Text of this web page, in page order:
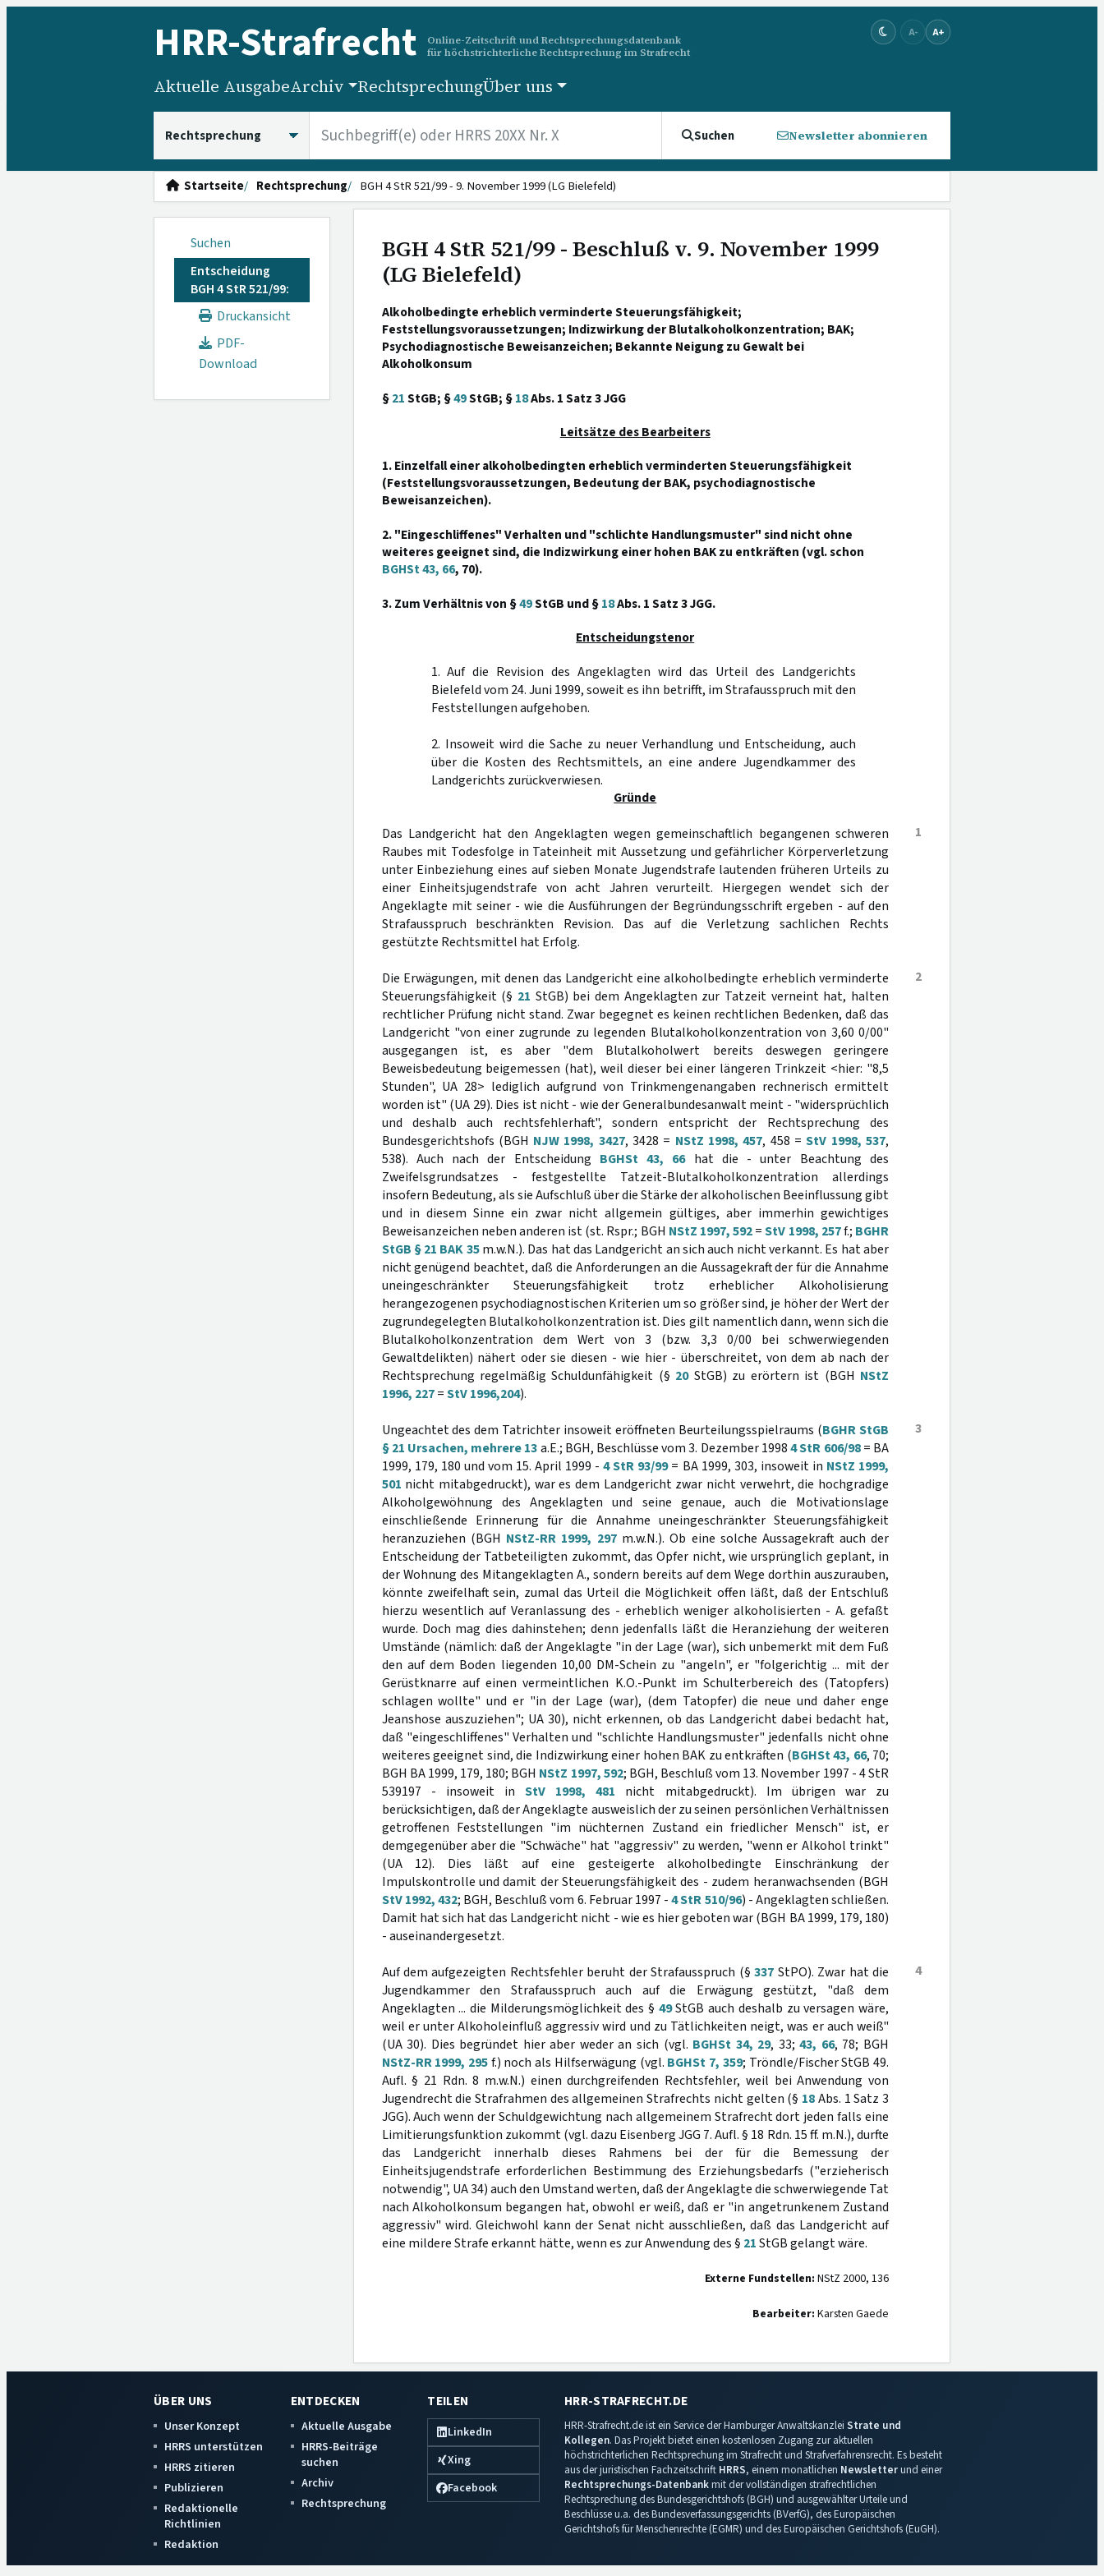
HRR-Strafrecht
Online-Zeitschrift und Rechtsprechungsdatenbank
für höchstrichterliche Rechtsprechung im Strafrecht
A- A+
Aktuelle AusgabeArchiv RechtsprechungÜber uns
Suchen Newsletter abonnieren
Startseite Rechtsprechung BGH 4 StR 521/99 - 9. November 1999 (LG Bielefeld)
Suchen
Entscheidung
BGH 4 StR 521/99:
Druckansicht
PDF-
Download
BGH 4 StR 521/99 - Beschluß v. 9. November 1999
(LG Bielefeld)
Alkoholbedingte erheblich verminderte Steuerungsfähigkeit;
Feststellungsvoraussetzungen; Indizwirkung der Blutalkoholkonzentration; BAK;
Psychodiagnostische Beweisanzeichen; Bekannte Neigung zu Gewalt bei
Alkoholkonsum
§21StGB; §49StGB; §18Abs. 1 Satz 3 JGG
Leitsätze des Bearbeiters
1. Einzelfall einer alkoholbedingten erheblich verminderten Steuerungsfähigkeit
(Feststellungsvoraussetzungen, Bedeutung der BAK, psychodiagnostische
Beweisanzeichen).
2. "Eingeschliffenes" Verhalten und "schlichte Handlungsmuster" sind nicht ohne
weiteres geeignet sind, die Indizwirkung einer hohen BAK zu entkräften (vgl. schon
BGHSt 43, 66, 70).
3. Zum Verhältnis von §49StGB und §18Abs. 1 Satz 3 JGG.
Entscheidungstenor
1. Auf die Revision des Angeklagten wird das Urteil des Landgerichts
Bielefeld vom 24. Juni 1999, soweit es ihn betrifft, im Strafausspruch mit den
Feststellungen aufgehoben.
2. Insoweit wird die Sache zu neuer Verhandlung und Entscheidung, auch
über die Kosten des Rechtsmittels, an eine andere Jugendkammer des
Landgerichts zurückverwiesen.
Gründe
1
Das Landgericht hat den Angeklagten wegen gemeinschaftlich begangenen schweren
Raubes mit Todesfolge in Tateinheit mit Aussetzung und gefährlicher Körperverletzung
unter Einbeziehung eines auf sieben Monate Jugendstrafe lautenden früheren Urteils zu
einer Einheitsjugendstrafe von acht Jahren verurteilt. Hiergegen wendet sich der
Angeklagte mit seiner - wie die Ausführungen der Begründungsschrift ergeben - auf den
Strafausspruch beschränkten Revision. Das auf die Verletzung sachlichen Rechts
gestützte Rechtsmittel hat Erfolg.
2
Die Erwägungen, mit denen das Landgericht eine alkoholbedingte erheblich verminderte
Steuerungsfähigkeit (§ 21 StGB) bei dem Angeklagten zur Tatzeit verneint hat, halten
rechtlicher Prüfung nicht stand. Zwar begegnet es keinen rechtlichen Bedenken, daß das
Landgericht "von einer zugrunde zu legenden Blutalkoholkonzentration von 3,60 0/00"
ausgegangen ist, es aber "dem Blutalkoholwert bereits deswegen geringere
Beweisbedeutung beigemessen (hat), weil dieser bei einer längeren Trinkzeit <hier: "8,5
Stunden", UA 28> lediglich aufgrund von Trinkmengenangaben rechnerisch ermittelt
worden ist" (UA 29). Dies ist nicht - wie der Generalbundesanwalt meint - "widersprüchlich
und deshalb auch rechtsfehlerhaft", sondern entspricht der Rechtsprechung des
Bundesgerichtshofs (BGH NJW 1998, 3427, 3428 = NStZ 1998, 457, 458 =StV 1998, 537,
538). Auch nach der Entscheidung BGHSt 43, 66hat die - unter Beachtung des
Zweifelsgrundsatzes - festgestellte Tatzeit-Blutalkoholkonzentration allerdings
insofern Bedeutung, als sie Aufschluß über die Stärke der alkoholischen Beeinflussung gibt
und in diesem Sinne ein zwar nicht allgemein gültiges, aber immerhin gewichtiges
Beweisanzeichen neben anderen ist (st. Rspr.; BGH NStZ 1997, 592=StV 1998, 257f.; BGHR
StGB § 21 BAK 35m.w.N.). Das hat das Landgericht an sich auch nicht verkannt. Es hat aber
nicht genügend beachtet, daß die Anforderungen an die Aussagekraft der für die Annahme
uneingeschränkter Steuerungsfähigkeit trotz erheblicher Alkoholisierung
herangezogenen psychodiagnostischen Kriterien um so größer sind, je höher der Wert der
zugrundegelegten Blutalkoholkonzentration ist. Dies gilt namentlich dann, wenn sich die
Blutalkoholkonzentration dem Wert von 3 (bzw. 3,3 0/00 bei schwerwiegenden
Gewaltdelikten) nähert oder sie diesen - wie hier - überschreitet, von dem ab nach der
Rechtsprechung regelmäßig Schuldunfähigkeit (§ 20StGB) zu erörtern ist (BGH NStZ
1996, 227=StV 1996,204).
3
Ungeachtet des dem Tatrichter insoweit eröffneten Beurteilungsspielraums (BGHR StGB
§ 21 Ursachen, mehrere 13a.E.; BGH, Beschlüsse vom 3. Dezember 19984 StR 606/98= BA
1999, 179, 180 und vom 15. April 1999 -4 StR 93/99= BA 1999, 303, insoweit in NStZ 1999,
501 nicht mitabgedruckt), war es dem Landgericht zwar nicht verwehrt, die hochgradige
Alkoholgewöhnung des Angeklagten und seine genaue, auch die Motivationslage
einschließende Erinnerung für die Annahme uneingeschränkter Steuerungsfähigkeit
heranzuziehen (BGH NStZ-RR 1999, 297m.w.N.). Ob eine solche Aussagekraft auch der
Entscheidung der Tatbeteiligten zukommt, das Opfer nicht, wie ursprünglich geplant, in
der Wohnung des Mitangeklagten A., sondern bereits auf dem Wege dorthin auszurauben,
könnte zweifelhaft sein, zumal das Urteil die Möglichkeit offen läßt, daß der Entschluß
hierzu wesentlich auf Veranlassung des - erheblich weniger alkoholisierten - A. gefaßt
wurde. Doch mag dies dahinstehen; denn jedenfalls läßt die Heranziehung der weiteren
Umstände (nämlich: daß der Angeklagte "in der Lage (war), sich unbemerkt mit dem Fuß
den auf dem Boden liegenden 10,00 DM-Schein zu "angeln", er "folgerichtig ... mit der
Gerüstknarre auf einen vermeintlichen K.O.-Punkt im Schulterbereich des (Tatopfers)
schlagen wollte" und er "in der Lage (war), (dem Tatopfer) die neue und daher enge
Jeanshose auszuziehen"; UA 30), nicht erkennen, ob das Landgericht dabei bedacht hat,
daß "eingeschliffenes" Verhalten und "schlichte Handlungsmuster" jedenfalls nicht ohne
weiteres geeignet sind, die Indizwirkung einer hohen BAK zu entkräften (BGHSt 43, 66, 70;
BGH BA 1999, 179, 180; BGH NStZ 1997, 592; BGH, Beschluß vom 13. November 1997 - 4 StR
539197 - insoweit in StV 1998, 481 nicht mitabgedruckt). Im übrigen war zu
berücksichtigen, daß der Angeklagte ausweislich der zu seinen persönlichen Verhältnissen
getroffenen Feststellungen "im nüchternen Zustand ein friedlicher Mensch" ist, er
demgegenüber aber die "Schwäche" hat "aggressiv" zu werden, "wenn er Alkohol trinkt"
(UA 12). Dies läßt auf eine gesteigerte alkoholbedingte Einschränkung der
Impulskontrolle und damit der Steuerungsfähigkeit des - zudem heranwachsenden (BGH
StV 1992, 432; BGH, Beschluß vom 6. Februar 1997 -4 StR 510/96) - Angeklagten schließen.
Damit hat sich hat das Landgericht nicht - wie es hier geboten war (BGH BA 1999, 179, 180)
- auseinandergesetzt.
4
Auf dem aufgezeigten Rechtsfehler beruht der Strafausspruch (§337 StPO). Zwar hat die
Jugendkammer den Strafausspruch auch auf die Erwägung gestützt, "daß dem
Angeklagten ... die Milderungsmöglichkeit des § 49StGB auch deshalb zu versagen wäre,
weil er unter Alkoholeinfluß aggressiv wird und zu Tätlichkeiten neigt, was er auch weiß"
(UA 30). Dies begründet hier aber weder an sich (vgl. BGHSt 34, 29, 33;43, 66, 78; BGH
NStZ-RR 1999, 295f.) noch als Hilfserwägung (vgl. BGHSt 7, 359; Tröndle/Fischer StGB 49.
Aufl. § 21 Rdn. 8 m.w.N.) einen durchgreifenden Rechtsfehler, weil bei Anwendung von
Jugendrecht die Strafrahmen des allgemeinen Strafrechts nicht gelten (§ 18Abs. 1 Satz 3
JGG). Auch wenn der Schuldgewichtung nach allgemeinem Strafrecht dort jeden falls eine
Limitierungsfunktion zukommt (vgl. dazu Eisenberg JGG 7. Aufl. § 18 Rdn. 15 ff. m.N.), durfte
das Landgericht innerhalb dieses Rahmens bei der für die Bemessung der
Einheitsjugendstrafe erforderlichen Bestimmung des Erziehungsbedarfs ("erzieherisch
notwendig", UA 34) auch den Umstand werten, daß der Angeklagte die schwerwiegende Tat
nach Alkoholkonsum begangen hat, obwohl er weiß, daß er "in angetrunkenem Zustand
aggressiv" wird. Gleichwohl kann der Senat nicht ausschließen, daß das Landgericht auf
eine mildere Strafe erkannt hätte, wenn es zur Anwendung des § 21StGB gelangt wäre.
Externe Fundstellen: NStZ 2000, 136
Bearbeiter: Karsten Gaede
ÜBER UNS
Unser Konzept
HRRS unterstützen
HRRS zitieren
Publizieren
Redaktionelle
Richtlinien
Redaktion
ENTDECKEN
Aktuelle Ausgabe
HRRS-Beiträge
suchen
Archiv
Rechtsprechung
TEILEN
LinkedIn
Xing
Facebook
HRR-STRAFRECHT.DE
HRR-Strafrecht.de ist ein Service der Hamburger Anwaltskanzlei Strate und
Kollegen. Das Projekt bietet einen kostenlosen Zugang zur aktuellen
höchstrichterlichen Rechtsprechung im Strafrecht und Strafverfahrensrecht. Es besteht
aus der juristischen Fachzeitschrift HRRS, einem monatlichen Newsletterund einer
Rechtsprechungs-Datenbankmit der vollständigen strafrechtlichen
Rechtsprechung des Bundesgerichtshofs (BGH) und ausgewählter Urteile und
Beschlüsse u.a. des Bundesverfassungsgerichts (BVerfG), des Europäischen
Gerichtshofs für Menschenrechte (EGMR) und des Europäischen Gerichtshofs (EuGH).